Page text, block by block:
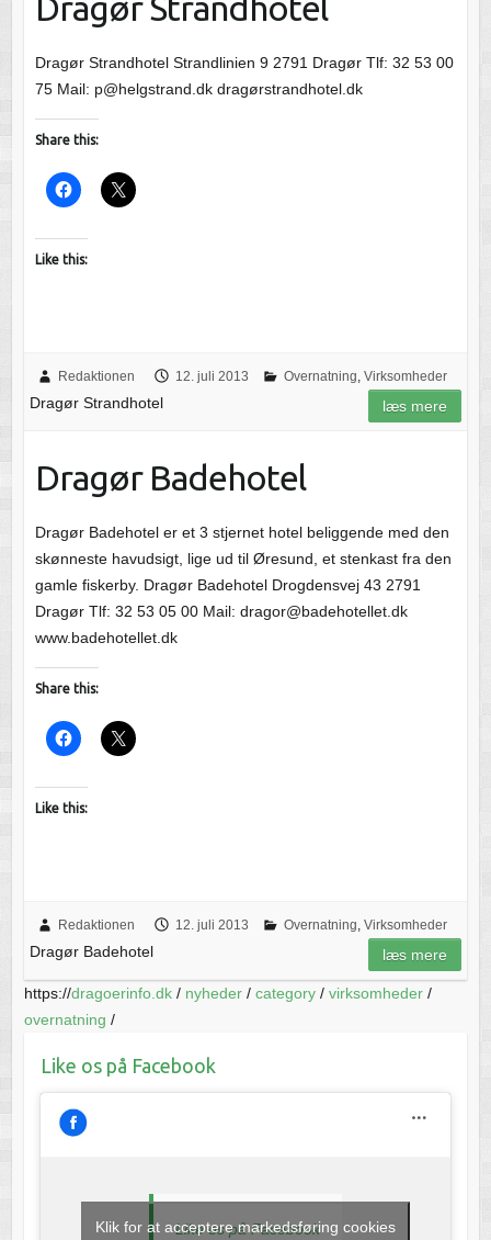
Dragør Strandhotel Strandlinien 9 2791 Dragør Tlf: 32 53 00
75 Mail: p@helgstrand.dk dragørstrandhotel.dk
Share this:
Like this:
Redaktionen 12. juli 2013 Overnatning Virksomheder
Dragør Strandhotel læs mere
Dragør Badehotel
Dragør Badehotel er et 3 stjernet hotel beliggende med den
skønneste havudsigt, lige ud til Øresund, et stenkast fra den
gamle fiskerby. Dragør Badehotel Drogdensvej 43 2791
Dragør Tlf: 32 53 05 00 Mail: dragor@badehotellet.dk
www.badehotellet.dk
Share this:
Like this:
Redaktionen 12. juli 2013 Overnatning, Virksomheder
Dragør Badehotel læs mere
https://dragoerinfo.dk/ nyheder/ category/ virksomheder/
overnatning /
Like os på Facebook
Like os på Facebook
Klik for at acceptere markedsføring cookies